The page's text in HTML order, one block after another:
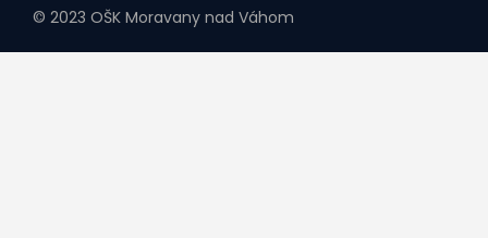
© 2023 OŠK Moravany nad Váhom